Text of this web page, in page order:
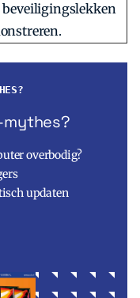
mythes?
overbodig?
updaten